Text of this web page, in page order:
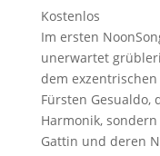
Kostenlos
Im ersten
unerwartet
dem
Fürsten
Harmonik,
Gattin und deren